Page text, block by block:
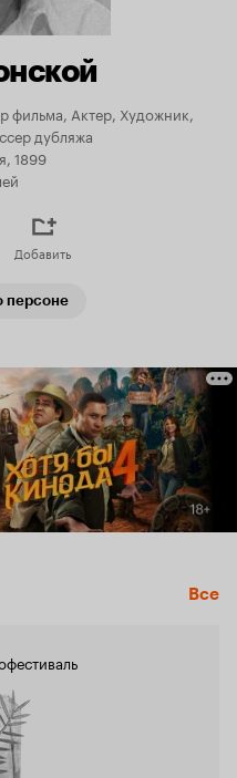
фильма, Актер, Художник,
дубляжа
1899
Добавить
персоне
Все